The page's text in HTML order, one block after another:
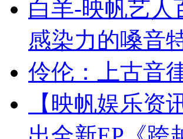
白羊-映帆艺人
感染力的嗓音
伶伦：上古音
【映帆娱乐